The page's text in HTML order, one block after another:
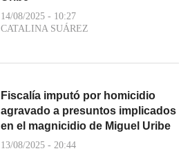
14/08/2025 - 10:27
CATALINA SUÁREZ
Fiscalía imputó por homicidio
agravado a presuntos implicados
en el magnicidio de Miguel Uribe
13/08/2025 - 20:44